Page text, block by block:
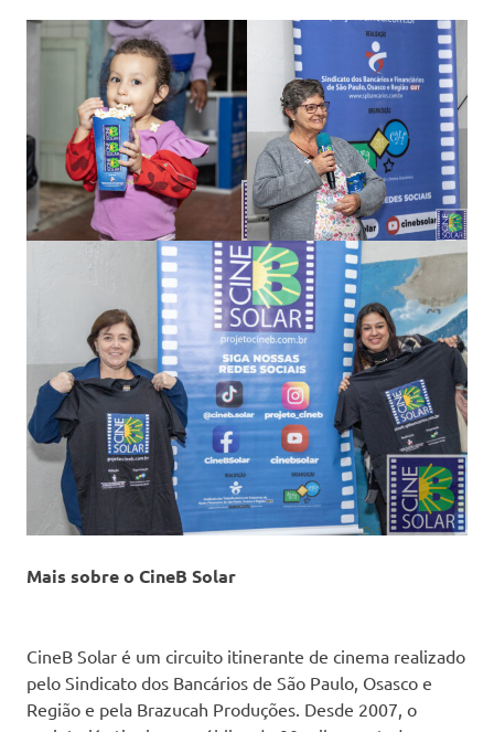
Mais sobre o CineB Solar
CineB Solar é um circuito itinerante de cinema realizado
pelo Sindicato dos Bancários de São Paulo, Osasco e
Região e pela Brazucah Produções. Desde 2007, o